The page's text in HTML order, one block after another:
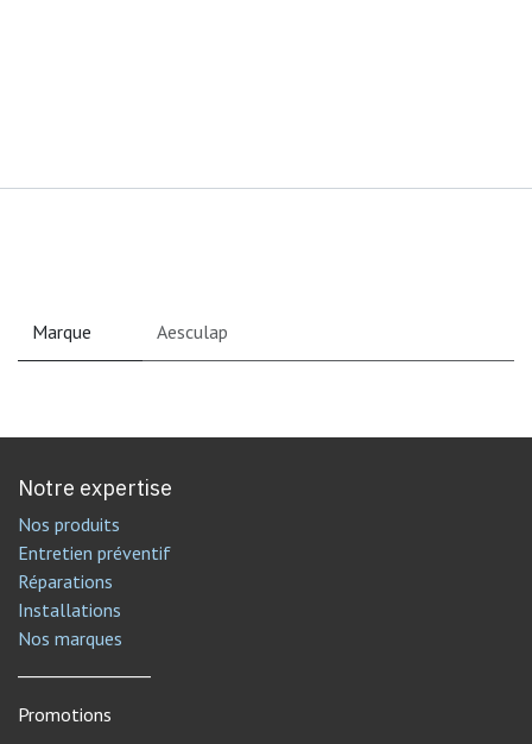
Marque Aesculap
Notre expertise
Nos produits
Entretien préventif
Réparations
Installations
Nos marques
Promotions